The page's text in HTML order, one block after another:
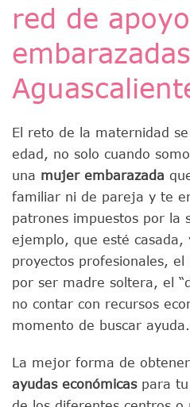
red de
El reto de la maternidad
edad, no solo cuando
una mujer embarazada
familiar ni de pareja y te
patrones impuestos por la
ejemplo, que esté casada,
proyectos profesionales, el
por ser madre soltera, el
no contar con recursos
momento de buscar ayuda.
La mejor forma de obtener
ayudas económicaspara tu